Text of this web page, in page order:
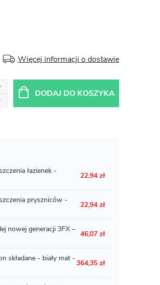
Więcej informacji o dostawie
DODAJ DO KOSZYKA